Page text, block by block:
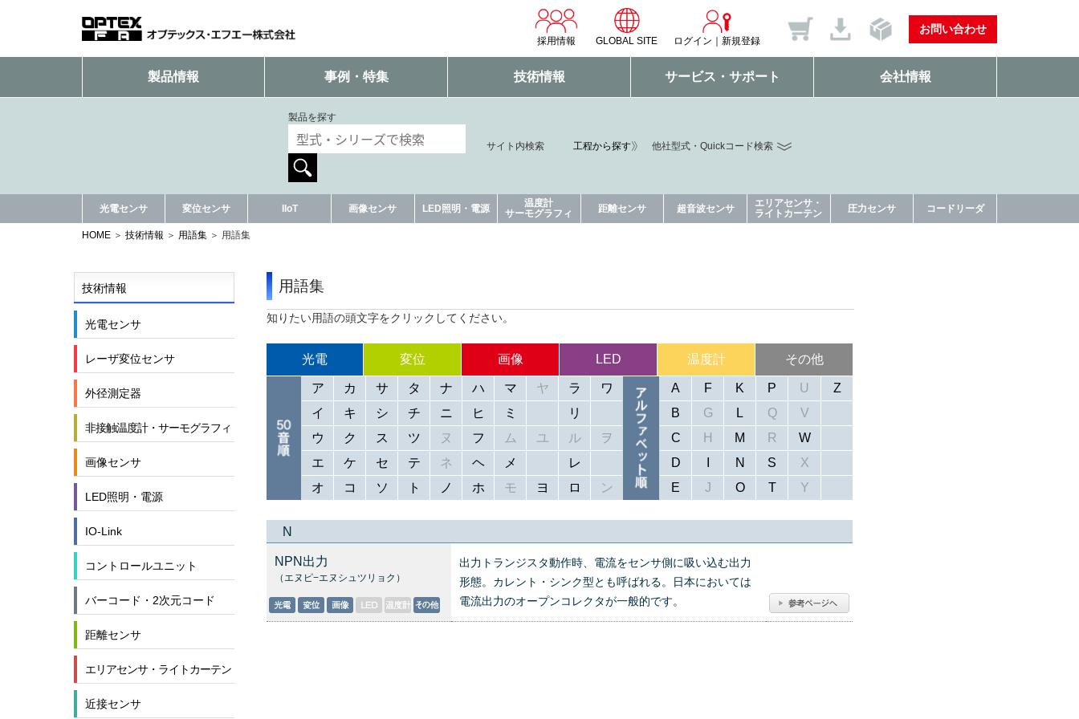
採用情報 GLOBAL SITE ログイン 新規登録
お問い合わせ
製品情報 事例・特集 技術情報 サービス・サポート 会社情報
製品を探す
サイト内検索 工程から探す 他社型式・Quickコード検索
光電センサ 変位センサ IIoT 画像センサ LED照明・電源
温度計
サーモグラフィ
距離センサ 超音波センサ
エリアセンサ・
ライトカーテン
圧力センサ コードリーダ
HOME 技術情報 用語集 用語集
技術情報
光電センサ
レーザ変位センサ
外径測定器
非接触温度計・サーモグラフィ
画像センサ
LED照明・電源
IO-Link
コントロールユニット
バーコード・2次元コード
距離センサ
エリアセンサ・ライトカーテン
近接センサ
用語集
知りたい用語の頭文字をクリックしてください。
光電 変位 画像 LED 温度計
その他
ア
カ サ タ ナ ハ マ ヤ ラ ワ A F K P U
Z
イ
キ シ チ ニ ヒ ミ リ B G L Q
V
ウ
ク ス ツ ヌ フ ム ユ ル ヲ C H M R
W
エ
ケ セ テ ネ ヘ メ レ D I N S
X
オ
コ ソ ト ノ ホ モ ヨ ロ ン E J O T Y
N
NPN出力
（エヌピ−エヌシュツリョク）
出力トランジスタ動作時、電流をセンサ側に吸い込む出力
形態。カレント・シンク型とも呼ばれる。日本においては
電流出力のオープンコレクタが一般的です。